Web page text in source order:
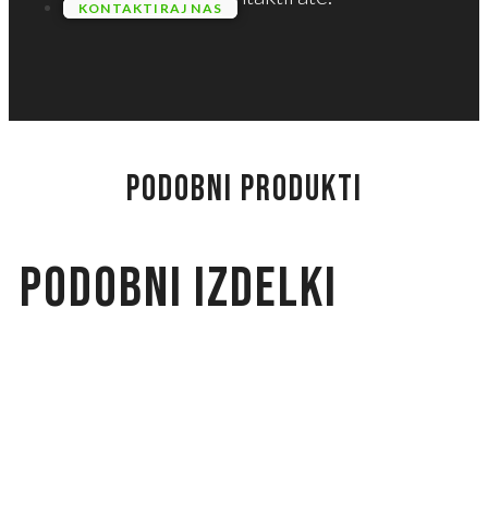
KONTAKTIRAJ NAS
PODOBNI PRODUKTI
Podobni izdelki